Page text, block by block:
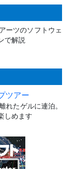
ーツのソフトウェ
で解説
ツアー
れたゲルに連泊。
しめます